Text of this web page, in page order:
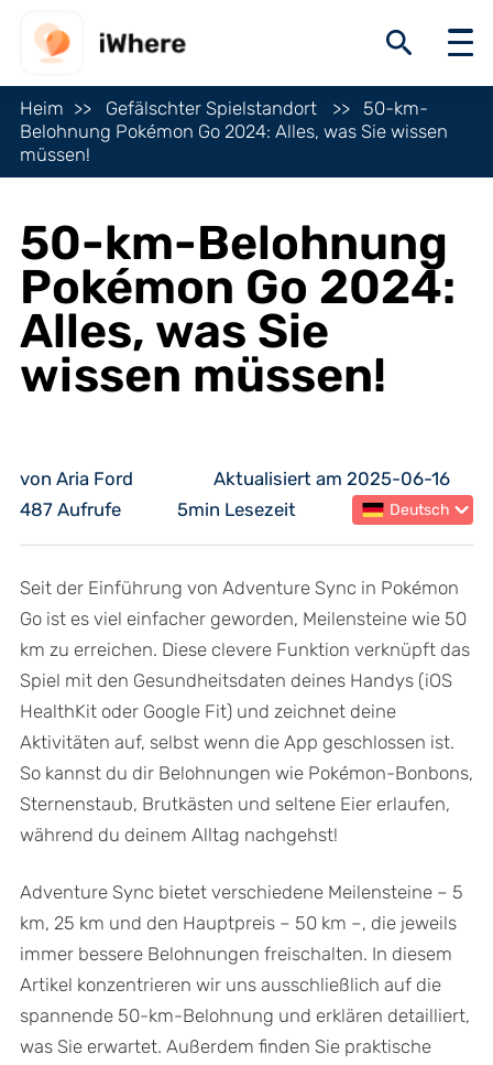
Heim Gefälschter Spielstandort
50-km-
Belohnung Pokémon Go 2024: Alles, was Sie wissen
müssen!
50-km-Belohnung
Pokémon Go 2024:
Alles, was Sie
wissen müssen!
von Aria Ford
Aktualisiert am 2025-06-16
487 Aufrufe
5min Lesezeit Deutsch
Seit der Einführung von Adventure Sync in Pokémon
Go ist es viel einfacher geworden, Meilensteine wie 50
km zu erreichen. Diese clevere Funktion verknüpft das
Spiel mit den Gesundheitsdaten deines Handys (iOS
HealthKit oder Google Fit) und zeichnet deine
Aktivitäten auf, selbst wenn die App geschlossen ist.
So kannst du dir Belohnungen wie Pokémon-Bonbons,
Sternenstaub, Brutkästen und seltene Eier erlaufen,
während du deinem Alltag nachgehst!
Adventure Sync bietet verschiedene Meilensteine – 5
km, 25 km und den Hauptpreis – 50 km –, die jeweils
immer bessere Belohnungen freischalten. In diesem
Artikel konzentrieren wir uns ausschließlich auf die
spannende 50-km-Belohnung und erklären detailliert,
was Sie erwartet. Außerdem finden Sie praktische